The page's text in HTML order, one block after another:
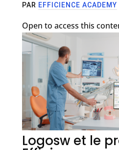
PAR EFFICIENCE ACADEMY
Open to access this
Logosw et le